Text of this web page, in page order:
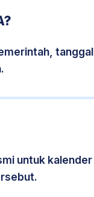
untuk